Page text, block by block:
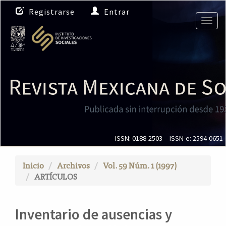
N
a
v
e
g
i
ó
n
c
C
Registrarse Entrar
ISSN: 0188-2503 ISSN-e: 2594-0651
Inicio Archivos
Vol. 59 Núm. 1 (1997)
ARTÍCULOS
Inventario de ausencias y